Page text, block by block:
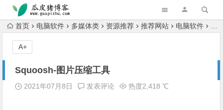
跳转到主内容
首页 电脑软件 多媒体类 资源推荐 推荐网站 电脑软件
Squoosh-图片压缩工具
2021年07月8日 发表评论 热度2,418 ℃
A+